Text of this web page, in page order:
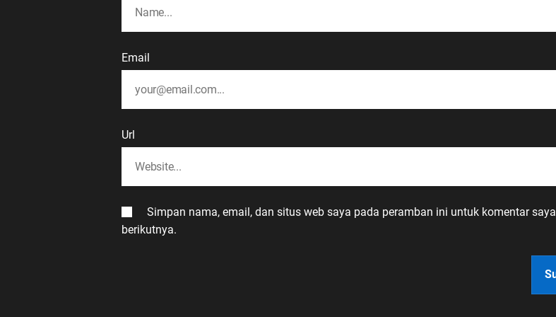
Email
Url
Simpan nama, email, dan situs web saya pada peramban ini untuk komentar saya
berikutnya.